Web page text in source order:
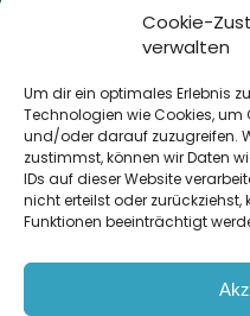
Cookie-
verwalten
Um dir ein optimales Erlebnis
Technologien wie Cookies,
und/oder darauf zuzugreifen.
zustimmst, können wir Daten
IDs auf dieser Website
nicht erteilst oder
Funktionen beeinträchtigt
ist ein
Krenn
4050